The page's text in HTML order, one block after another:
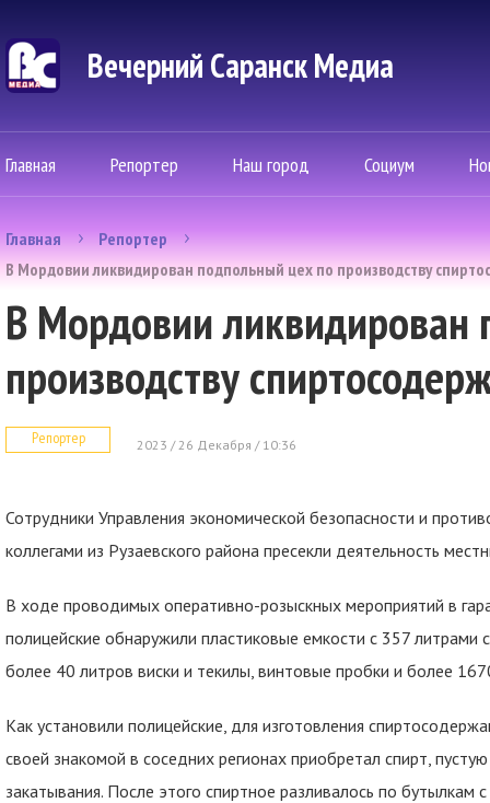
Вечерний Саранск Mедиа
Главная Репортер Наш город Социум
Главная
Репортер
В Мордовии ликвидирован подпольный цех по производству
В Мордовии ликвидирован
производству
Репортер 2023 / 26 Декабря / 10:36
Сотрудники Управления экономической безопасности и
коллегами из Рузаевского района пресекли деятельность
В ходе проводимых оперативно-розыскных мероприятий в
полицейские обнаружили пластиковые емкости с 357 литрами
более 40 литров виски и текилы, винтовые пробки и более
Как установили полицейские, для изготовления
своей знакомой в соседних регионах приобретал спирт,
закатывания. После этого спиртное разливалось по бутылкам